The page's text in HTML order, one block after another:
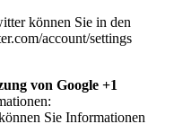
können Sie in den
account/settings
von Google +1
Sie Informationen